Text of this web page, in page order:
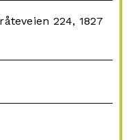
224, 1827